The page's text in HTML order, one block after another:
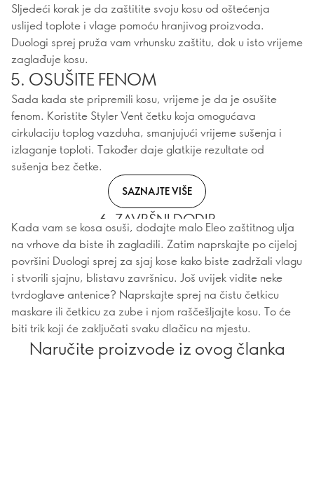
Sljedeći korak je da zaštitite svoju kosu od oštećenja
uslijed toplote i vlage pomoću hranjivog proizvoda.
Duologi sprej pruža vam vrhunsku zaštitu, dok u isto vrijeme
zaglađuje kosu.
5. OSUŠITE FENOM
Sada kada ste pripremili kosu, vrijeme je da je osušite
fenom. Koristite Styler Vent četku koja omogućava
cirkulaciju toplog vazduha, smanjujući vrijeme sušenja i
izlaganje toploti. Također daje glatkije rezultate od
sušenja bez četke.
SAZNAJTE VIŠE
6. ZAVRŠNI DODIR
Kada vam se kosa osuši, dodajte malo Eleo zaštitnog ulja
na vrhove da biste ih zagladili. Zatim naprskajte po cijeloj
površini Duologi sprej za sjaj kose kako biste zadržali vlagu
i stvorili sjajnu, blistavu završnicu. Još uvijek vidite neke
tvrdoglave antenice? Naprskajte sprej na čistu četkicu
maskare ili četkicu za zube i njom raščešljajte kosu. To će
biti trik koji će zaključati svaku dlačicu na mjestu.
Naručite proizvode iz ovog članka